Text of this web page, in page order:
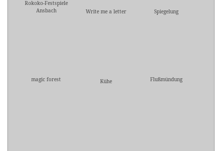
Rokoko-Festspiele
Ansbach
Write me a letter Spiegelung
magic forest Kühe Flußmündung